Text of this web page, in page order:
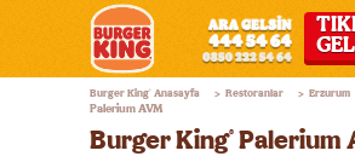
Burger
King®
Türkiye
Burger King® Anasayfa > Restoranlar > Erzurum
Palerium AVM
Burger King® Palerium